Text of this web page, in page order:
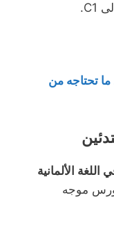
ما تحتاجه من
الألمانية
موجه